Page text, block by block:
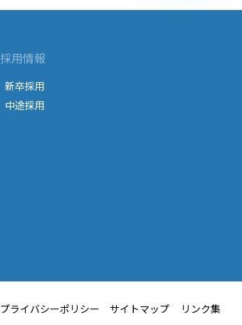
採用情報
新卒採用
中途採用
プライバシーポリシー サイトマップ リンク集